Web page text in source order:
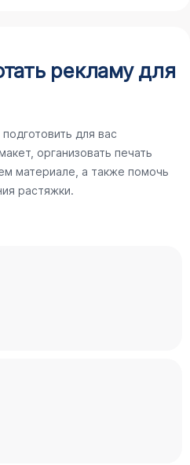
рекламу для
для вас
организовать печать
материале, а также помочь
растяжки.